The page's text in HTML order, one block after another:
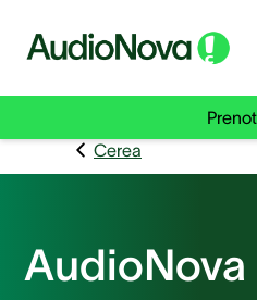
Cerea
AudioNova